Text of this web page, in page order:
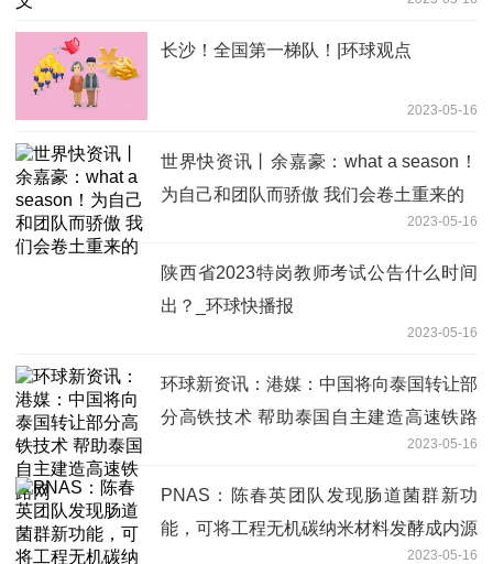
长沙！全国第一梯队！|环球观点
2023-05-16
世界快资讯丨余嘉豪：what a season！
为自己和团队而骄傲 我们会卷土重来的
2023-05-16
陕西省2023特岗教师考试公告什么时间
出？_环球快播报
2023-05-16
环球新资讯：港媒：中国将向泰国转让部
分高铁技术 帮助泰国自主建造高速铁路
2023-05-16
PNAS：陈春英团队发现肠道菌群新功
能，可将工程无机碳纳米材料发酵成内源
2023-05-16